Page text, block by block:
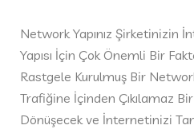
Network Yapınız Şirketinizin
Yapısı İçin Çok Önemli Bir
Rastgele Kurulmuş Bir
Trafiğine İçinden Çıkılamaz
Dönüşecek ve İnternetinizi